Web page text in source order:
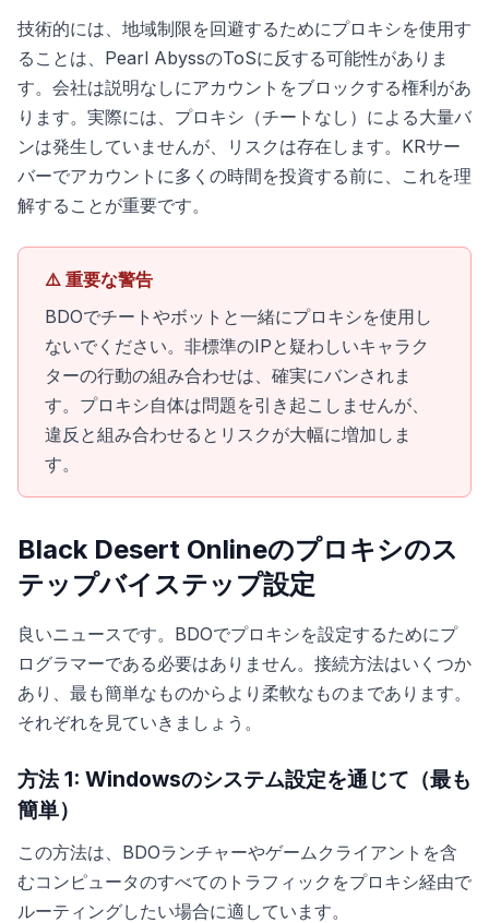
技術的には、地域制限を回避するためにプロキシを使用す
ることは、Pearl AbyssのToSに反する可能性がありま
す。会社は説明なしにアカウントをブロックする権利があ
ります。実際には、プロキシ（チートなし）による大量バ
ンは発生していませんが、リスクは存在します。KRサー
バーでアカウントに多くの時間を投資する前に、これを理
解することが重要です。
⚠️ 重要な警告
BDOでチートやボットと一緒にプロキシを使用し
ないでください。非標準のIPと疑わしいキャラク
ターの行動の組み合わせは、確実にバンされま
す。プロキシ自体は問題を引き起こしませんが、
違反と組み合わせるとリスクが大幅に増加しま
す。
Black Desert Onlineのプロキシのス
テップバイステップ設定
良いニュースです。BDOでプロキシを設定するためにプ
ログラマーである必要はありません。接続方法はいくつか
あり、最も簡単なものからより柔軟なものまであります。
それぞれを見ていきましょう。
方法 1: Windowsのシステム設定を通じて（最も
簡単）
この方法は、BDOランチャーやゲームクライアントを含
むコンピュータのすべてのトラフィックをプロキシ経由で
ルーティングしたい場合に適しています。